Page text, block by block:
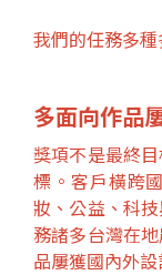
我們的任務多
多面向作品
獎項不是最終
標。客戶橫跨
妝、公益、科
務諸多台灣在
品屢獲國內外設